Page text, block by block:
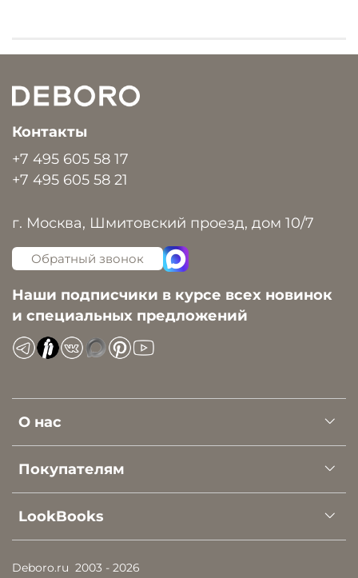
О нас
Покупателям
LookBooks
Контакты
+7 495 605 58 17
+7 495 605 58 21
г. Москва, Шмитовский проезд, дом 10/7
Обратный звонок
Наши подписчики в курсе всех новинок
и специальных предложений
Deboro.ru 2003 - 2026